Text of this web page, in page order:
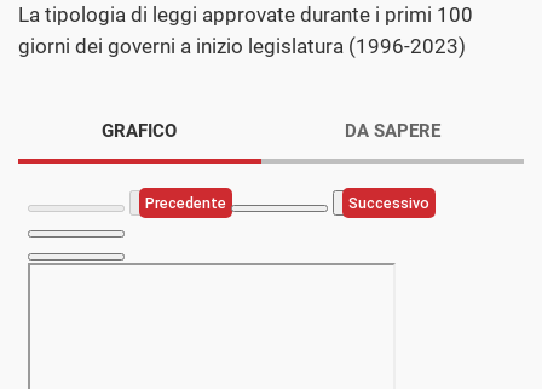
La tipologia di leggi approvate durante i primi 100
giorni dei governi a inizio legislatura (1996-2023)
GRAFICO DA SAPERE